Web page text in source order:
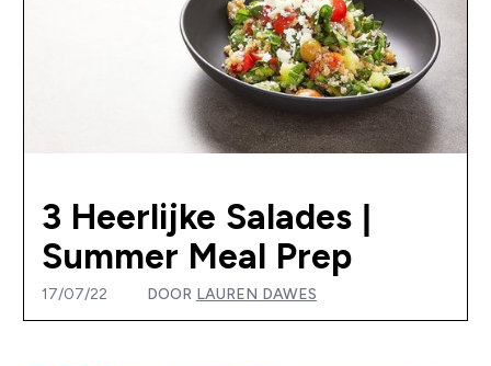
3 Heerlijke Salades |
Summer Meal Prep
17/07/22 DOOR LAUREN DAWES